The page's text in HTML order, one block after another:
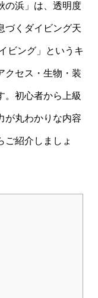
の浜」は、透明度
づくダイビング天
ビング」というキ
クセス・生物・装
。初心者から上級
が丸わかりな内容
ご紹介しましょ